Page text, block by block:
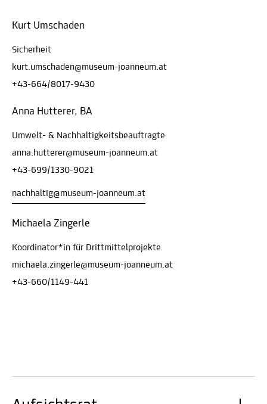
Kurt Umschaden
Sicherheit
kurt.umschaden@museum-joanneum.at
+43-664/8017-9430
Anna Hutterer, BA
Umwelt- & Nachhaltigkeitsbeauftragte
anna.hutterer@museum-joanneum.at
+43-699/1330-9021
nachhaltig@museum-joanneum.at
Michaela Zingerle
Koordinator*in für Drittmittelprojekte
michaela.zingerle@museum-joanneum.at
+43-660/1149-441